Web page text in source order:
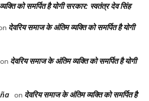
को समर्पित है योगी सरकार: स्वतंत्र देव सिंह
देवरिय समाज के अंतिम व्यक्ति को समर्पित है योगी
on देवरिय समाज के अंतिम व्यक्ति को समर्पित है योगी
on देवरिय समाज के अंतिम व्यक्ति को समर्पित है